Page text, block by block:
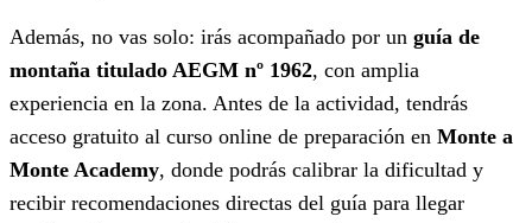
Además, no vas solo: irás acompañado por un guía de
montaña titulado AEGM nº 1962, con amplia
experiencia en la zona. Antes de la actividad, tendrás
acceso gratuito al curso online de preparación en Monte a
Monte Academy, donde podrás calibrar la dificultad y
recibir recomendaciones directas del guía para llegar